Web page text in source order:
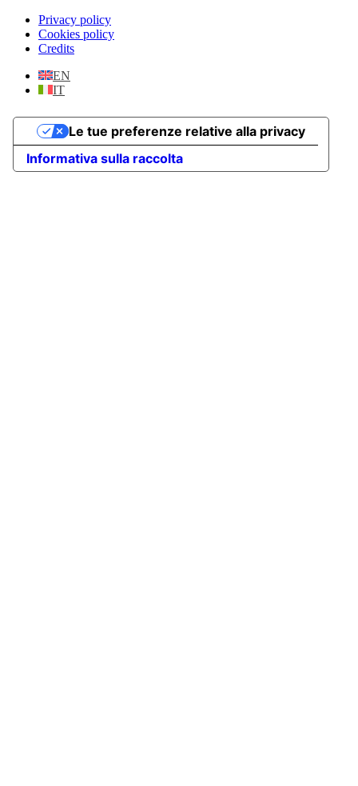
Privacy policy
Cookies policy
Credits
EN
IT
Informativa sulla raccolta
Le tue preferenze relative alla privacy